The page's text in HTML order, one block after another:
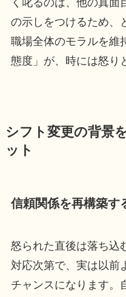
く叱るのは、他の真面
の示しをつけるため、
職場全体のモラルを維
態度」が、時には怒り
シフト変更の背景
ット
信頼関係を再構築す
怒られた直後は落ち込
対応次第で、実は以前
チャンスになります。